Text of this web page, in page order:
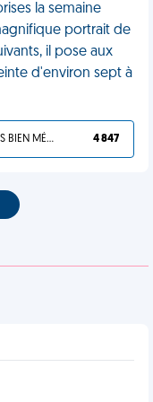
la semaine
portrait de
il pose aux
d'environ sept à
TU L'AS BIEN MÉRITÉ 4 847